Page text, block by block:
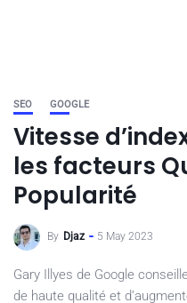
SEO GOOGLE
Vitesse
les facteurs
Popularité
By Djaz 5 May 2023
Gary Illyes de Google
de haute qualité et